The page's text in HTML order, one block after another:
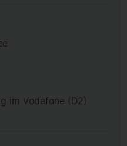
im Vodafone (D2)